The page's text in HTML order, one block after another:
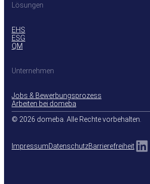
Lösungen
EHS
ESG
QM
Unternehmen
Jobs & Bewerbungsprozess
Arbeiten bei domeba
© 2026 domeba. Alle Rechte vorbehalten.
ImpressumDatenschutzBarrierefreiheit